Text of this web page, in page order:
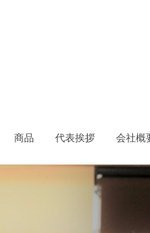
商品 代表挨拶 会社概